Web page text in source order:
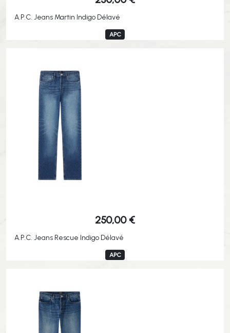
A.P.C. Jeans Martin Indigo Délavé
APC
250,00 €
A.P.C. Jeans Rescue Indigo Délavé
APC